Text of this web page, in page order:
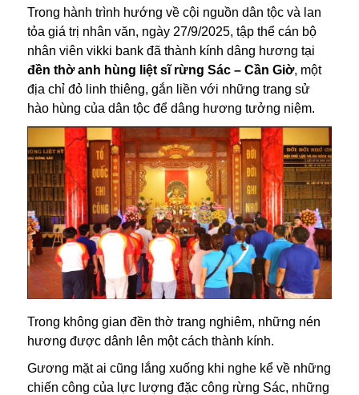
Trong hành trình hướng về cội nguồn dân tộc và lan
tỏa giá trị nhân văn, ngày 27/9/2025, tập thể cán bộ
nhân viên vikki bank đã thành kính dâng hương tại
đền thờ anh hùng liệt sĩ rừng Sác – Cần Giờ, một
địa chỉ đỏ linh thiêng, gắn liền với những trang sử
hào hùng của dân tộc để dâng hương tưởng niệm.
Trong không gian đền thờ trang nghiêm, những nén
hương được dânh lên một cách thành kính.
Gương mặt ai cũng lắng xuống khi nghe kể về những
chiến công của lực lượng đặc công rừng Sác, những